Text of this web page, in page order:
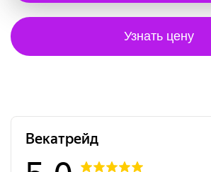
Узнать цену